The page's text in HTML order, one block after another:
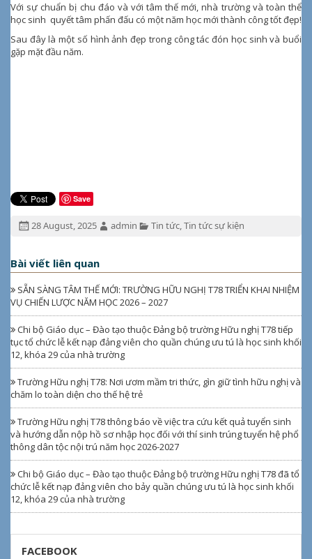
Với sự chuẩn bị chu đáo và với tâm thế mới, nhà trường và toàn thể
học sinh quyết tâm phấn đấu có một năm học mới thành công tốt đẹp!
Sau đây là một số hình ảnh đẹp trong công tác đón học sinh và buổi
gặp mặt đầu năm.
Save
Đăng
28 August, 2025
Tác
admin
Chuyên
Tin tức Tin tức sự kiện
Bài viết liên quan
SẴN SÀNG TÂM THẾ MỚI: TRƯỜNG HỮU NGHỊ T78 TRIỂN KHAI NHIỆM
VỤ CHIẾN LƯỢC NĂM HỌC 2026 – 2027
Chi bộ Giáo dục – Đào tạo thuộc Đảng bộ trường Hữu nghị T78 tiếp
tục tổ chức lễ kết nạp đảng viên cho quần chúng ưu tú là học sinh khối
12, khóa 29 của nhà trường
Trường Hữu nghị T78: Nơi ươm mầm tri thức, gìn giữ tình hữu nghị và
chăm lo toàn diện cho thế hệ trẻ
Trường Hữu nghị T78 thông báo về việc tra cứu kết quả tuyển sinh
và hướng dẫn nộp hồ sơ nhập học đối với thí sinh trúng tuyển hệ phổ
thông dân tộc nội trú năm học 2026-2027
Chi bộ Giáo dục – Đào tạo thuộc Đảng bộ trường Hữu nghị T78 đã tổ
chức lễ kết nạp đảng viên cho bảy quần chúng ưu tú là học sinh khối
12, khóa 29 của nhà trường
FACEBOOK